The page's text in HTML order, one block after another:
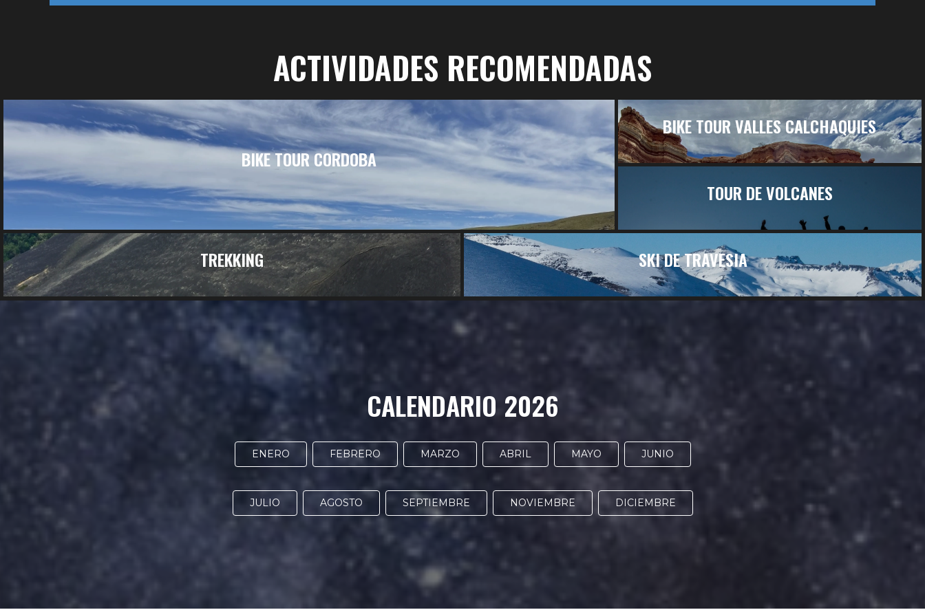
ACTIVIDADES RECOMENDADAS
BIKE TOUR CORDOBA
BIKE TOUR VALLES CALCHAQUIES
TOUR DE VOLCANES
TREKKING SKI DE TRAVESIA
CALENDARIO 2026
ENERO FEBRERO MARZO ABRIL MAYO JUNIO
JULIO AGOSTO SEPTIEMBRE NOVIEMBRE DICIEMBRE